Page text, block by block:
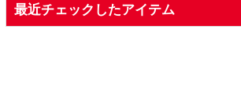
最近チェックしたアイテム